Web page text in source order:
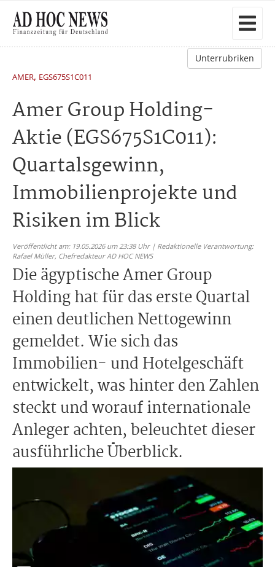
Unterrubriken
AMER, EGS675S1C011
Amer Group Holding-
Aktie (EGS675S1C011):
Quartalsgewinn,
Immobilienprojekte und
Risiken im Blick
Veröffentlicht am: 19.05.2026 um 23:38 Uhr | Redaktionelle Verantwortung:
Rafael Müller, Chefredakteur AD HOC NEWS
Die ägyptische Amer Group
Holding hat für das erste Quartal
einen deutlichen Nettogewinn
gemeldet. Wie sich das
Immobilien- und Hotelgeschäft
entwickelt, was hinter den Zahlen
steckt und worauf internationale
Anleger achten, beleuchtet dieser
ausführliche Überblick.